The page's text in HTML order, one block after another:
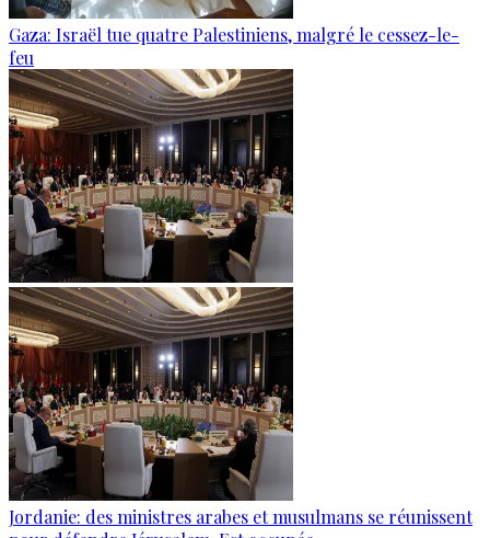
Gaza: Israël tue quatre Palestiniens, malgré le cessez-le-
feu
Jordanie: des ministres arabes et musulmans se réunissent